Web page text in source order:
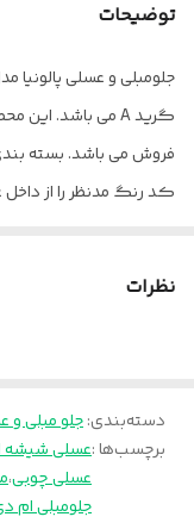
فروش
توضیحات
فروش می باشد. بسته
کد رنگ مدنظر را از
نظرات
دسته‌بندی:جلو مبلی و
برچسب‌ها :عسلی شیشه
عسلی چوبی،
جلومبلی ام